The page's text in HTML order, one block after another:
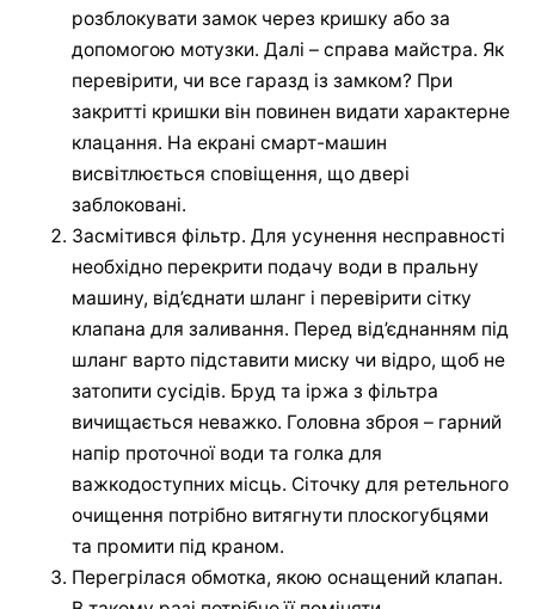
розблокувати замок через кришку або за
допомогою мотузки. Далі – справа майстра. Як
перевірити, чи все гаразд із замком? При
закритті кришки він повинен видати характерне
клацання. На екрані смарт-машин
висвітлюється сповіщення, що двері
заблоковані.
Засмітився фільтр. Для усунення несправності
необхідно перекрити подачу води в пральну
машину, від’єднати шланг і перевірити сітку
клапана для заливання. Перед від’єднанням під
шланг варто підставити миску чи відро, щоб не
затопити сусідів. Бруд та іржа з фільтра
вичищається неважко. Головна зброя – гарний
напір проточної води та голка для
важкодоступних місць. Сіточку для ретельного
очищення потрібно витягнути плоскогубцями
та промити під краном.
Перегрілася обмотка, якою оснащений клапан.